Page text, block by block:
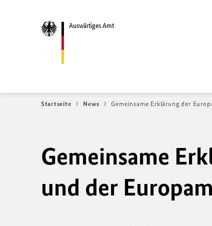
Auswärtiges Amt
Startseite News Gemeinsame Erklärung der
Gemeinsame
und der